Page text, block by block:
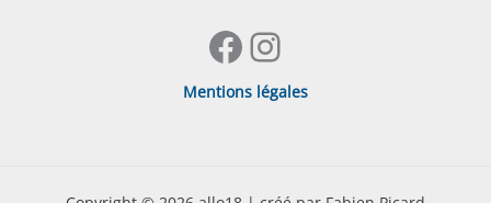
Facebook
Instagram
Mentions légales